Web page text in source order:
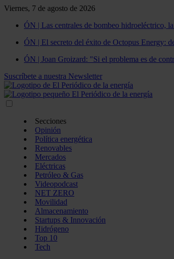
Viernes, 7 de agosto de 2026
ÓN | Las centrales de bombeo hidroeléctrico,
ÓN | El secreto del éxito de Octopus Energy:
ÓN | Joan Groizard: "Si el problema es de
Suscríbete a nuestra Newsletter
Secciones
Opinión
Política energética
Renovables
Mercados
Eléctricas
Petróleo & Gas
Videopodcast
NET ZERO
Movilidad
Almacenamiento
Startups & Innovación
Hidrógeno
Top 10
Tech